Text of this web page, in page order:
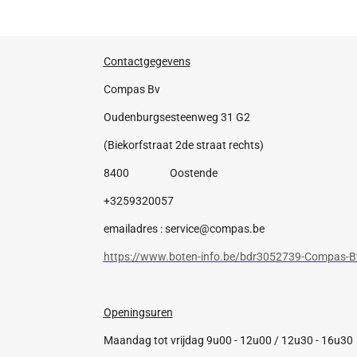
Contactgegevens
Compas Bv
Oudenburgsesteenweg 31 G2
(Biekorfstraat 2de straat rechts)
8400 Oostende
+3259320057
emailadres : service@compas.be
https://www.boten-info.be/bdr3052739-Compas-
Openingsuren
Maandag tot vrijdag 9u00 - 12u00 / 12u30 - 16u30